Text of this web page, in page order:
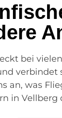
bei
an, was
in